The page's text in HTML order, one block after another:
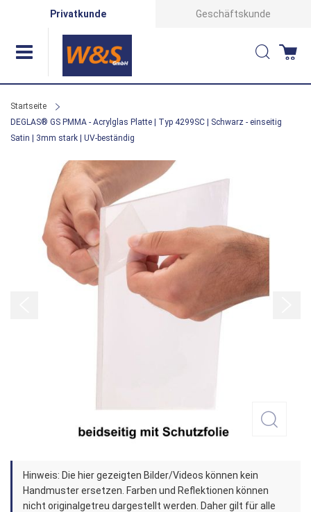
Privatkunde Geschäftskunde
Suche
Startseite
DEGLAS® GS PMMA - Acrylglas Platte | Typ 4299SC | Schwarz - einseitig
Satin | 3mm stark | UV-beständig
Bildergalerie
springen
Zum
Anfang
der
Hinweis: Die hier gezeigten Bilder/Videos können kein
Handmuster ersetzen. Farben und Reflektionen können
nicht originalgetreu dargestellt werden. Daher gilt für alle